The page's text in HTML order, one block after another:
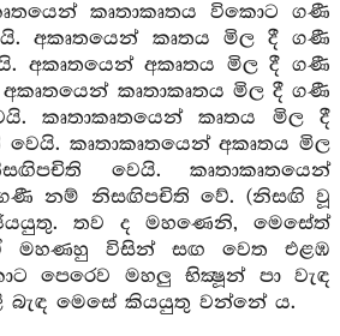
කෘතාකෘතය විකොට ගණී
අකෘතයෙන් කෘතය මිල දී ගණී
අකෘතයෙන් අකෘතය මිල දී ගණී
කෘතාකෘතය මිල දී ගණී
කෘතාකෘතයෙන් කෘතය මිල දී
කෘතාකෘතයෙන් අකෘතය මිල
වෙයි. කෘතාකෘතයෙන්
ගණී නම් නිසඟිපචිති වේ. (නිසඟි වූ
තව ද මහණෙනි, මෙසේත්
මහණහු විසින් සඟ වෙත එළඹ
පෙරෙව මහලු භික්‍ෂූන් පා වැඳ
මෙසේ කියයුතු වන්නේ ය.